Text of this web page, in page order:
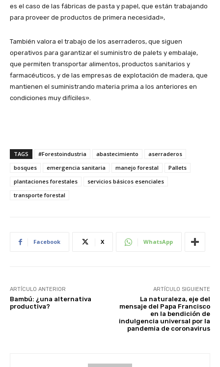
es el caso de las fábricas de pasta y papel, que están trabajando
para proveer de productos de primera necesidad»,
También valora el trabajo de los aserraderos, que siguen
operativos para garantizar el suministro de palets y embalaje,
que permiten transportar alimentos, productos sanitarios y
farmacéuticos, y de las empresas de explotación de madera, que
mantienen el suministrando materia prima a los anteriores en
condiciones muy difíciles».
TAGS #Forestoindustria abastecimiento
aserraderos
bosques
emergencia sanitaria manejo forestal
Pallets
plantaciones forestales
servicios básicos esenciales
transporte forestal
Facebook X WhatsApp
ARTÍCULO ANTERIOR
Bambú: ¿una alternativa
productiva?
ARTÍCULO SIGUIENTE
La naturaleza, eje del
mensaje del Papa Francisco
en la bendición de
indulgencia universal por la
pandemia de coronavirus